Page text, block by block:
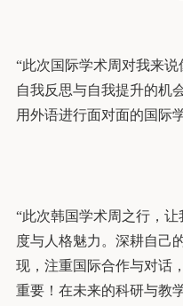
“此次国际学术周对我来
自我反思与自我提升的机
用外语进行面对面的国际
“此次韩国学术周之行，
度与人格魅力。深耕自己
现，注重国际合作与对话
重要！在未来的科研与教